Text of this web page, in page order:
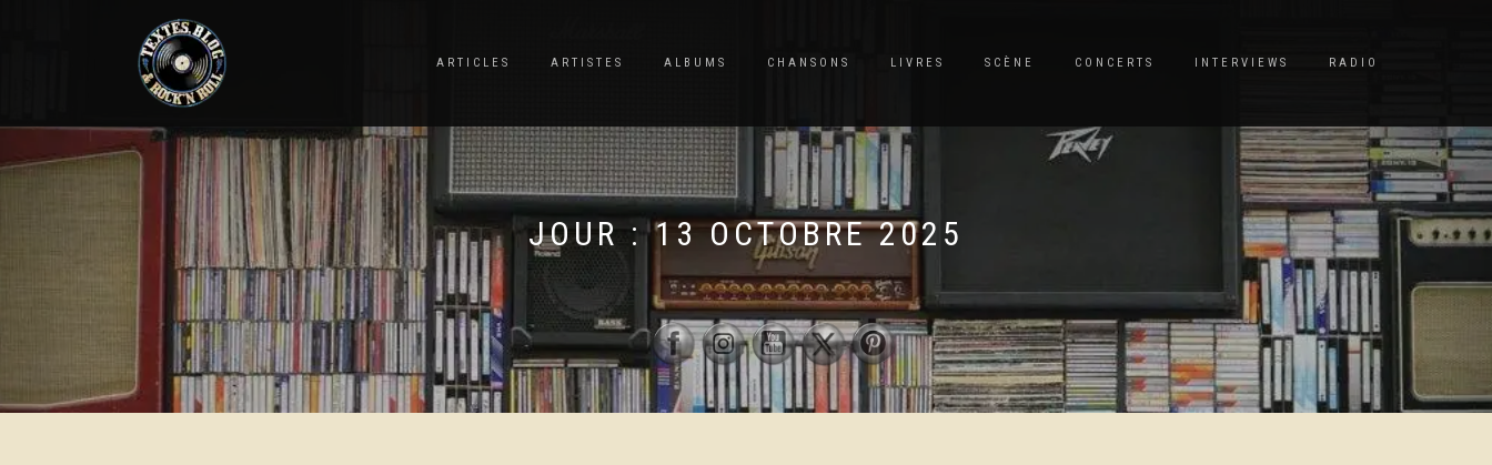
ARTICLES ARTISTES ALBUMS CHANSONS LIVRES SCÈNE CONCERTS INTERVIEWS RADIO
JOUR :13 OCTOBRE 2025